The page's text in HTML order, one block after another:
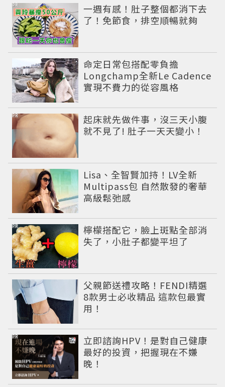
一週有感！肚子整個都消下去
了！免節食，排空順暢就夠
PR
命定日常包搭配零負擔
Longchamp全新Le Cadence
實現不費力的從容風格
起床就先做件事，沒三天小腹
就不見了! 肚子一天天變小！
PR
Lisa、全智賢加持！LV全新
Multipass包 自然散發的奢華
高級鬆弛感
檸檬搭配它，臉上斑點全部消
失了，小肚子都變平坦了
PR
父親節送禮攻略！FENDI精選
8款男士必收精品 這款包最實
用！
立即諮詢HPV！是對自己健康
最好的投資，把握現在不嫌
晚！
PR